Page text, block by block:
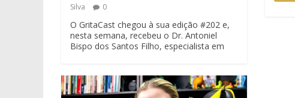
Silva
0
O GritaCast chegou à sua edição #202 e,
nesta semana, recebeu o Dr. Antoniel
Bispo dos Santos Filho, especialista em